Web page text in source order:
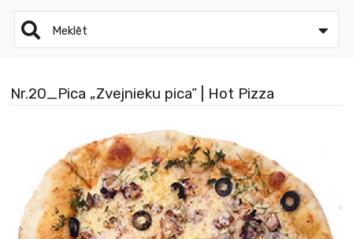
Meklēt
Nr.20_Pica „Zvejnieku pica” | Hot Pizza